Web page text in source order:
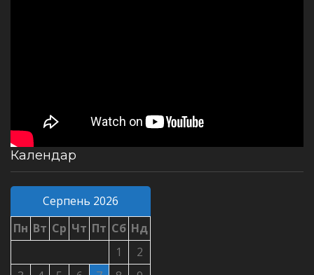
Календар
Серпень 2026
Пн Вт Ср Чт Пт Сб Нд
1
2